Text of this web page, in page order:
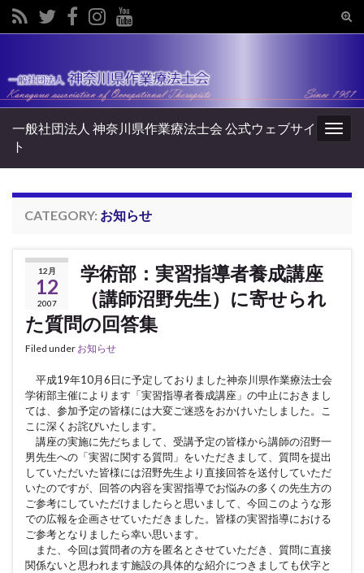
一般社団法人 神奈川県作業療法士会 公式ウェブサイ
ト
CATEGORY: お知らせ
12月
12
2007
学術部：実習指導者養成講座
（講師沼野先生）に寄せられ
た質問の回答集
Filed under お知らせ
平成19年10月6日に予定しておりました神奈川県作業療法士会
学術部主催によります「実習指導者養成講座」の中止におきまし
ては、参加予定の皆様には大変ご迷惑をおかけいたしました。こ
こに深くお詫びいたします。
講座の実施に先だちまして、受講予定の皆様から講師の沼野一
男先生への「実習に関する質問」をいただきまして、質問を提出
していただいた皆様には沼野先生より直接回答を送付していただ
いたのですが、回答の内容を実習指導でお悩みの多くの先生方の
ご参考にしていただけましたらと思いまして、今回このような形
での広報を企画させていただきました。皆様の実習指導における
ご参考となりましたら幸い思います。
また、今回は質問者の方を匿名とさせていただき、質問に直接
関係ないと思われます施設の具体的な紹介につきましても伏字と